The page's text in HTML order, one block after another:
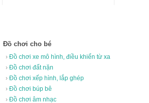
Đồ chơi cho bé
› Đồ chơi xe mô hình, điều khiển từ xa
› Đồ chơi đất nặn
› Đồ chơi xếp hình, lắp ghép
› Đồ chơi búp bê
› Đồ chơi âm nhạc